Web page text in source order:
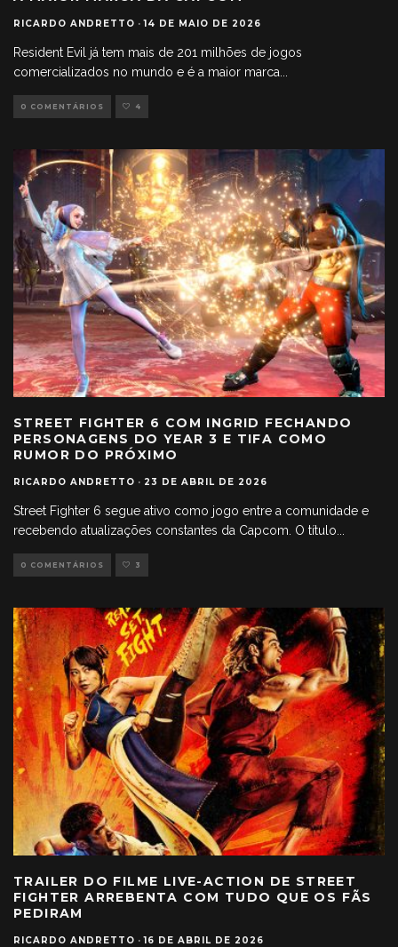
RICARDO ANDRETTO · 14 DE MAIO DE 2026
Resident Evil já tem mais de 201 milhões de jogos
comercializados no mundo e é a maior marca...
0 COMENTÁRIOS 4
STREET FIGHTER 6 COM INGRID FECHANDO
PERSONAGENS DO YEAR 3 E TIFA COMO
RUMOR DO PRÓXIMO
RICARDO ANDRETTO · 23 DE ABRIL DE 2026
Street Fighter 6 segue ativo como jogo entre a comunidade e
recebendo atualizações constantes da Capcom. O título
0 COMENTÁRIOS 3
TRAILER DO FILME LIVE-ACTION DE STREET
FIGHTER ARREBENTA COM TUDO QUE OS FÃS
PEDIRAM
RICARDO ANDRETTO · 16 DE ABRIL DE 2026